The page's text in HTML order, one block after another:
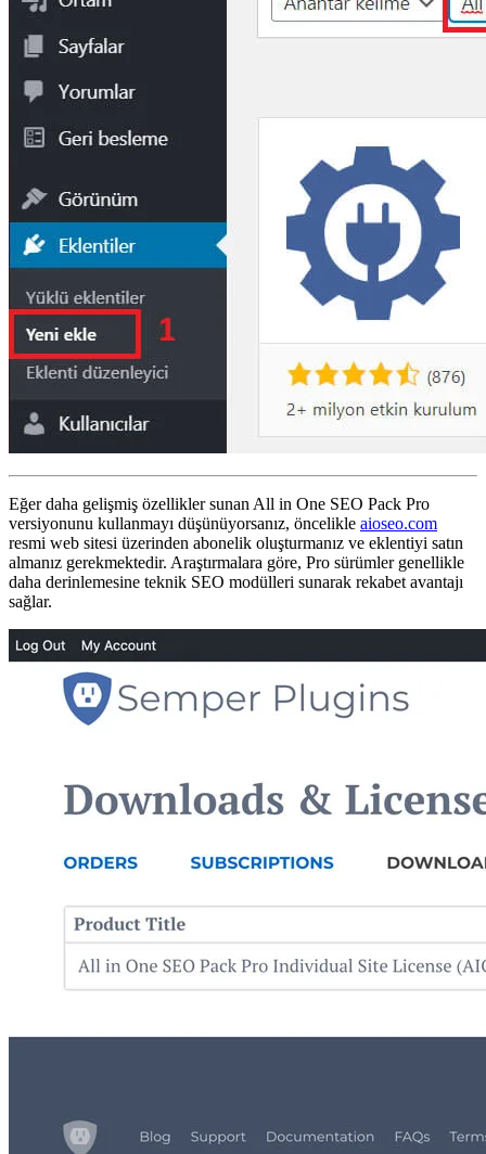
Eğer daha gelişmiş özellikler sunan All in One SEO Pack Pro
versiyonunu kullanmayı düşünüyorsanız, öncelikle aioseo.com
resmi web sitesi üzerinden abonelik oluşturmanız ve eklentiyi satın
almanız gerekmektedir. Araştırmalara göre, Pro sürümler genellikle
daha derinlemesine teknik SEO modülleri sunarak rekabet avantajı
sağlar.